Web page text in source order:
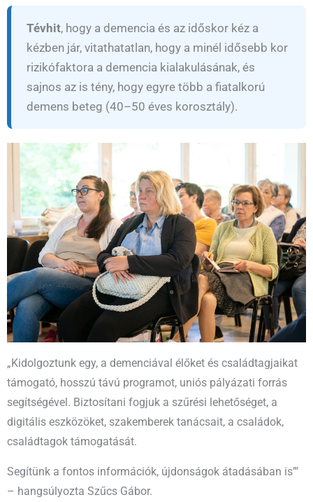
Tévhit, hogy a demencia és az időskor kéz a
kézben jár, vitathatatlan, hogy a minél idősebb kor
rizikófaktora a demencia kialakulásának, és
sajnos az is tény, hogy egyre több a fiatalkorú
demens beteg (40–50 éves korosztály).
„Kidolgoztunk egy, a demenciával élőket és családtagjaikat
támogató, hosszú távú programot, uniós pályázati forrás
segítségével. Biztosítani fogjuk a szűrési lehetőséget, a
digitális eszközöket, szakemberek tanácsait, a családok,
családtagok támogatását.
Segítünk a fontos információk, újdonságok átadásában is”’
– hangsúlyozta Szűcs Gábor.